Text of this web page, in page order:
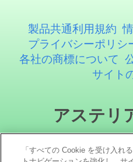
製品共通利用規約
プライバシーポリシ
各社の商標について
サイト
アステリ
「すべての Cookie を受け入れ